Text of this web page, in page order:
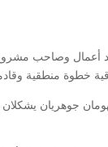
أعمال وصاحب
خطوة منطقية
جوهريان